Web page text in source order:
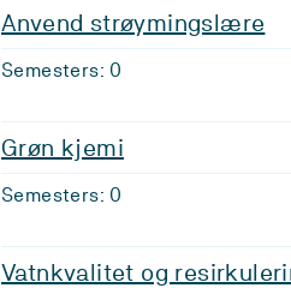
Anvend strøymingslære
Semesters: 0
Grøn kjemi
Semesters: 0
Vatnkvalitet og